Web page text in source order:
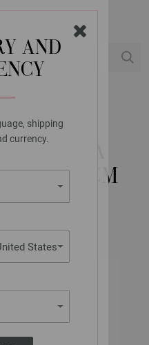
AND
shipping
currency.
States
BOJA
7,0/80CM